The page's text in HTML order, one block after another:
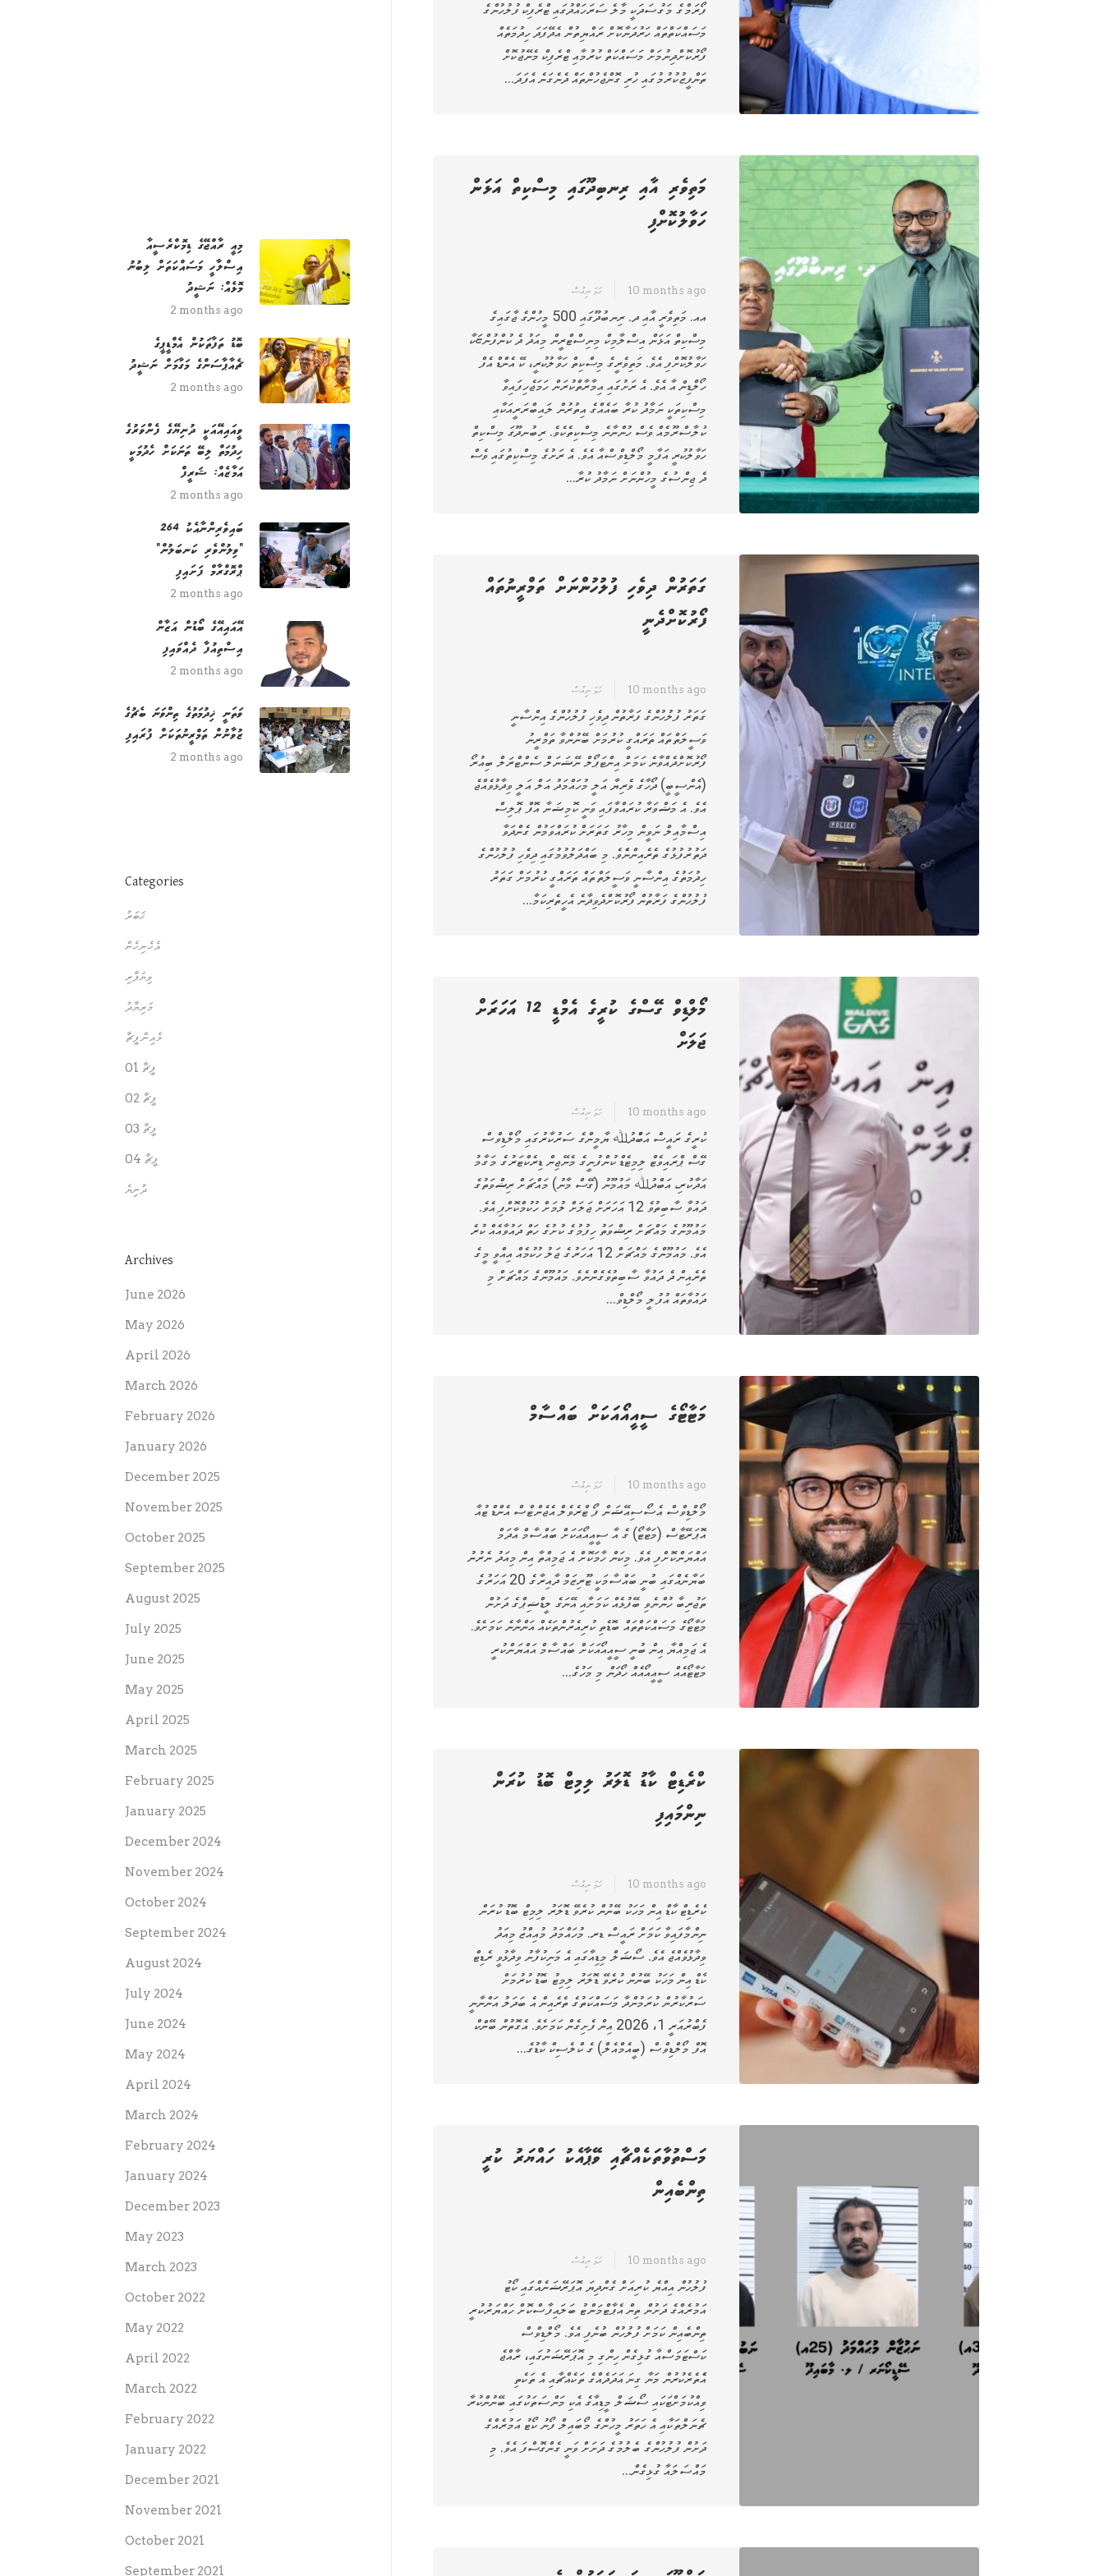
ފޯރަމްގެ މަގުސަދަކީ މާލެ ސަރަހައްދުގައި ޓްރެފިކް ފުލުހުންގެ
މަސައްކަތްތައް ހަރުދަނާކޮށް ރައްޔިތުން އެދޭފަދަ ހިދުމަތެއް
ފޯރުކޮށްދިނުމަށް މަސައްކަތް ކުރުމާއި ޓްރެފިކް މެނޭޖުކޮށް
ތަންފީޒުކުރުމުގައި ހުރި ގޮންޖެހުންތައް ދެނެގަނެ އެފަދަ…
މަތިވެރި އާއި ރިނބިދޫގައި މިސްކިތް އަޅަން
ހަވާލުކޮށްފި
ހަމަ ނިއުސް 10 months ago
އއ. މަތިވެރީ އާއި ދ. ރިނބުދޫގައި 500 މީހުންގެ ޖާގައިގެ
މިސްކިތް އަޅަން އިސްލާމިކް މިނިސްޓްރީން މިއަދު ދެ ކުންފުންޏަކާ
ހަވާލުކޮށްފި އެވެ. މަތިވެރީގެ މިސްކިތް ހަވާލުކުރީ، ކޭ އެންޑް އެފް
ހޯލްޑިން އާ އެވެ. އެ ރަށުގައި އިމާރާތްކުރަން ހަމަޖެހިފައިވާ
މިސްކިތަކީ ނަމާދު ކުރާ ބައެއްގެ އިތުރުން ލައިބްރަރީއަކާއި
ކުލާސްރޫމެއް ވެސް ހުންނާނެ މިސްކިތެކެވެ. ރިބުނދޫގަ މިސްކިތް
ހަވާލުކުރީ އަފާމީ މޯލްޑިވްސްއާ އެވެ. އެ ރަށުގެ މިސްކިތުގައި ވެސް
ދެ ޖިންސުގެ މީހުންނަށް ނަމާދު ކުރާ…
ގަތަރުން ދިވެހި ފުލުހުންނަށް ތަމްރީނުތައް
ފޯރުކޮށްދެނީ
ހަމަ ނިއުސް 10 months ago
ގަތަރު ފުލުހުންގެ ފަރާތުން ދިވެހި ފުލުހުންގެ އިންސާނީ
ވަސީލަތްތައް ތަރައްގީ ކުރުމަށް ބޭނުންވާ ތަމްރީނު
ފޯރުކޮށްދެއްވާނެ ކަމަށް އިންޓަޕޯލް ނޭޝަނަލް ސެންޓްރަލް ބިއުރޯ
(އެންސީބީ) ދޯހާގެ ވެރިޔާ އަލީ މުހައްމަދު އަލް އަލީ ވިދާޅުވެއްޖެ
އެވެ. އެ މަޝްވަރާ ކުރައްވާފައި ވަނީ ކޮމިޝަނާ އޮފް ޕޮލިސް
އިސްމާއިލް ނަވީން މިހާރު ގަތަރަށް ކުރައްވަމުން ގެންދަވާ
ދަތުރުފުޅުގެ ތެރެއިންނެެވެ. މި ބައްދަލުވުމުގައި ދިވެހި ފުލުހުންގެ
ހިދުމަތުގެ އިންސާނީ ވަސީލަތްތައް ތަރައްގީ ކުރުމަށް ގަތަރު
ފުލުހުންގެ ފަރާތުން ފޯރުކޮށްދެވިދާނެ އެހީތެރިކަމާ…
މޯލްޑިވް ގޭސްގެ ކުރީގެ އެމްޑީ 12 އަހަރަށް
ޖަލަށް
ހަމަ ނިއުސް 10 months ago
ކުރީގެ ރައީސް އަބްުދުﷲ ޔާމީންގެ ސަރުކާރުގައި މޯލްޑިވްސް
ގޭސް ޕްރައިވެޓް ލިމިޓެޑް ކުންފުނީގެ މެނޭޖިން ޑިރެކްޓަރުގެ މަގާމު
އަދާކުރި، އަބްދުﷲ މައުމޫނު (ގޭސް މާނު) މައްޗަށް ރިޝްވަތުގެ
ދައުވާ ސާބިތުވެ 12 އަހަރަށް ޖަލަށް ލުމަށް ހުކުމްކޮށްފި އެވެ.
މައުމޫނުގެ މައްޗަށް ރިޝްވަތު ހިފުމުގެ ކުށުގެ ހަތް ދައުވާއެއް ކުރެ
އެވެ. މައުމޫންގެ މައްޗަށް 12 އަހަރުގެ ޖަލު ހުކުމެއް އިއްވީ މީގެ
ތެރެއިން ދެ ދައުވާ ސާބިތުވެގެންނެވެ. މައުމޫންގެ މައްޗަށް މި
ދައުވާތައް އުފުލީ މޯލްޑިވް…
މަޓާޓޯގެ ސީއީއޯއަކަށް ބައްސާމް
ހަމަ ނިއުސް 10 months ago
މޯލްޑިވްސް އެސޯސިއޭޝަން ފޯ ޓްރެވެލް އެޖެންޓްސް އެންޑް ޓުއާ
އޮޕަރޭޓާސް (މަޓާޓޯ) ގެ އާ ސީއީއޯއަކަށް ބައްސާމް އާދަމް
އައްޔަންކޮށްފި އެވެ. މިކަން ހާމަކޮށް އެ ޖަމިއްތާ އިން މިއަދު ނެރުނު
ބަޔާނެއްގައި ބުނީ ބައްސާމަކީ ޓޫރިޒަމް ދާއިރާގެ 20 އަހަރުގެ
ތަޖުރިބާ ހުންނެވި ބޭފުޅެއް ކަމަށާއި އޭނަގެ ލީޑްޝިޕްގެ ދަށުން
މަޓާޓޯގެ މަސައްކަތްތައް ބޮޑެތި ކުރިއެރުންތަކެއް އަންނާނެ ކަމަށެވެ.
އެ ޖަމިއްޔާ އިން ބުނީ ސީއީއޯއަކަށް ބައްސާމް އައްޔަންކުރީ
މަޓާޓޯއެއް ސީއީއޯއެއް ހޯދަން މި މަހުގެ…
ކްރެޑިޓް ކާޑު ޑޮލަރު ލިމިޓް ބޮޑު ކުރަން
ނިންމައިފި
ހަމަ ނިއުސް 10 months ago
ކްރެޑިޓް ކާޑް އިން މަހަކު ބޭނުން ކުރެވޭ ޑޮލަރު ލިމިޓް ބޮޑު ކުރަން
ނިންމާފައިވާ ކަމަށް ރައީސް ޑރ. މުހައްމަދު މުއިއްޒު މިއަދު
ވިދާޅުވެއްޖެ އެވެ. ސޯޝަލް މިޑިއާގައި އެ މަނިކުފާނު ވިދާޅުވީ ރެޑިޓް
ކާޑް އިން މަހަކު ބޭނުން ކުރެވޭ ޑޮލަރު ލިމިޓު ބޮޑު ކުރުމަށް
ސަރުކާރުން ކުރަމުންދާ މަސައްކަތުގެ ތެރެއިން އެ ބަދަލު އަންނާނީ
ފެބްރުއަރީ 1، 2026 އިން ފެށިގެން ކަމަށެވެ. އެގޮތުން ބޭންކް
އޮފް މޯލްޑިވްސް (ބީއެމްއެލް) ގެ ކްލެސިކް ކާޑުގެ…
މަސްތުވާތަކެއްޗާއި ވޭޕާއެކު ހައްޔަރު ކުރީ
ތިންބެއިން
ހަމަ ނިއުސް 10 months ago
ފުލުހުން އިއްޔެ ކުރިއަށް ގެންދިޔަ އޮޕަރޭޝަނެއްގައި ކޯޓު
އަމުރެއްގެ ދަށުން ތިން އެޕާޓްމަންޓު ބަލައިފާސްކޮށް ހައްޔަރުކުރީ
ތިންބެއިން ކަމަށް ފުލުހުން ބުނެފި އެވެ. މޯލްޑިވްސް
ކަސްޓަމަސްއާ ގުޅިގެން ހިންގި މި އޮޕަރޭޝަނުގައި، ރާއްޖެ
އެެތެރެކުރުން މަނާ ގިނަ އަދަދެއްގެ ތަކެއްޗާއި އެ ތަކެތި
ވިއްކުމަށްޓަކައި ސޯޝަލް މީޑިއާގެ އެކި މަންސަތަކުގައި ބޭނުންކުރާ
ޗެނަލްތަކާއި އެ ހަތަރު މީހުންގެ މޯބައިލް ފޯނު ކޯޓު އަމުރެއްގެ
ދަށުން ފުލުހުންގެ ބެލުމުގެ ދަށަށް ވަނީ ގެންގޮސްފަ އެވެ. މި
މައްސަލައާ ގުޅިގެން…
މިއީ ރާއްޖޭގެ ޑިމޮކްރެސީއާ
އިސްލާހީ މަސައްކަތަށް ލިބުނު
މޮޅެއް: ނަޝީދު
2 months ago
ބޮޑު ތަފާތަކުން އެމްޑީޕީގެ
ޗެއާޕާސަންގެ މަގާމަށް ނަޝީދު
2 months ago
ވީއައިއޭއަކީ ދުނިޔޭގެ ފެންވަރުގެ
ހިދުމަތް ލިބޭ ތަނަކަށް ހެދުމަކީ
އަމާޒެއް: ޝަރީފް
2 months ago
264 ބައިވެރިންނާއެކު
"ވިލުންވެރި ކަނބަލުން"
ޕްރޮގްރާމް ފަށައިފި
2 months ago
އޭއައިއޭގެ ބޯޑުން އަޒާން
އިސްތިއުފާ ދެއްވައިފި
2 months ago
ވަތަނީ ޚިދުމަތުގެ ތިންވަނަ ބެޗުގެ
ޒުވާނުން ތަމްރީނުތަކަށް ފުރައިފި
2 months ago
Categories
ޚަބަރު
އެހެނިހެން
ވިޔަފާރި
މަރިޔާދު
މެއިން ފީޗާ
ފީޗާ 01
ފީޗާ 02
ފީޗާ 03
ފީޗާ 04
ދުނިޔެ
Archives
June 2026
May 2026
April 2026
March 2026
February 2026
January 2026
December 2025
November 2025
October 2025
September 2025
August 2025
July 2025
June 2025
May 2025
April 2025
March 2025
February 2025
January 2025
December 2024
November 2024
October 2024
September 2024
August 2024
July 2024
June 2024
May 2024
April 2024
March 2024
February 2024
January 2024
December 2023
May 2023
March 2023
October 2022
May 2022
April 2022
March 2022
February 2022
January 2022
December 2021
November 2021
October 2021
September 2021